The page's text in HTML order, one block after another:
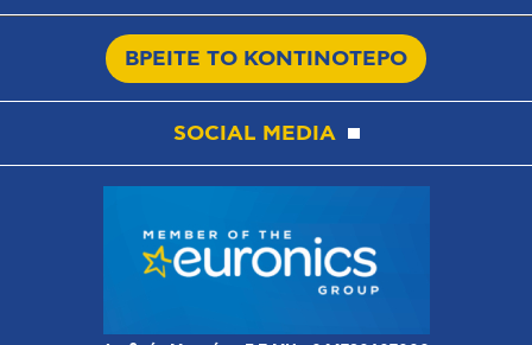
ΒΡΕΙΤΕ ΤΟ ΚΟΝΤΙΝΟΤΕΡΟ
SOCIAL MEDIA